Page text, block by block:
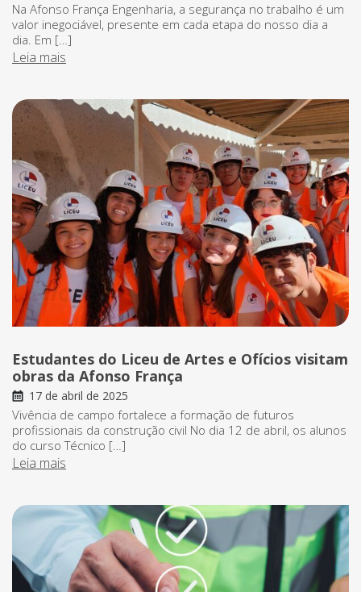
Na Afonso França Engenharia, a segurança no trabalho é um
valor inegociável, presente em cada etapa do nosso dia a
dia. Em […]
Leia mais
Estudantes do Liceu de Artes e Ofícios visitam
obras da Afonso França
17 de abril de 2025
Vivência de campo fortalece a formação de futuros
profissionais da construção civil No dia 12 de abril, os alunos
do curso Técnico […]
Leia mais